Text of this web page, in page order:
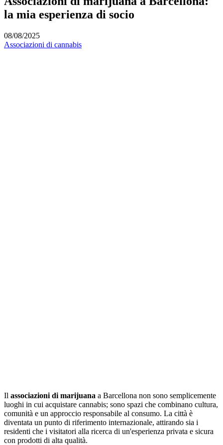
la mia esperienza di socio
08/08/2025
Associazioni di cannabis
Il associazioni di marijuana a Barcellona non sono semplicemente
luoghi in cui acquistare cannabis; sono spazi che combinano cultura,
comunità e un approccio responsabile al consumo. La città è
diventata un punto di riferimento internazionale, attirando sia i
residenti che i visitatori alla ricerca di un'esperienza privata e sicura
con prodotti di alta qualità.